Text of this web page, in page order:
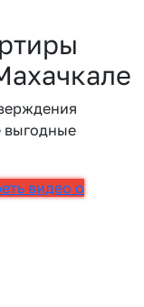
выгодные
видео о